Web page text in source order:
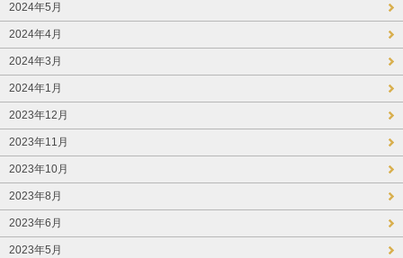
2024年5月
2024年4月
2024年3月
2024年1月
2023年12月
2023年11月
2023年10月
2023年8月
2023年6月
2023年5月